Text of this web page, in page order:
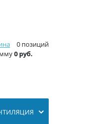
0 позиций
0 руб.